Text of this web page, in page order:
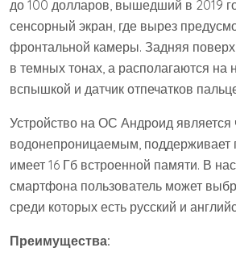
до 100 долларов, вышедший в 2019
сенсорный экран, где вырез
фронтальной камеры. Задняя
в темных тонах, а располагаются на
вспышкой и датчик отпечатков
Устройство на ОС Андроид является
водонепроницаемым,
имеет 16 Гб встроенной памяти. В
смартфона пользователь может
среди которых есть русский и
Преимущества: